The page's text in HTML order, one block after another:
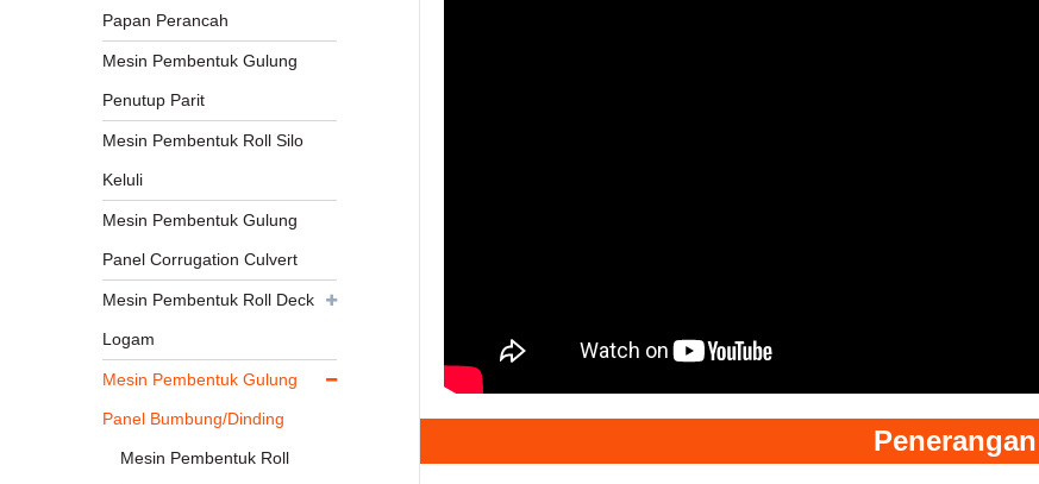
Papan Perancah
Mesin Pembentuk Gulung
Penutup Parit
Mesin Pembentuk Roll Silo
Keluli
Mesin Pembentuk Gulung
Panel Corrugation Culvert
Mesin Pembentuk Roll Deck
Logam
Mesin Pembentuk Gulung
Panel Bumbung/Dinding
Mesin Pembentuk Roll
Penerangan